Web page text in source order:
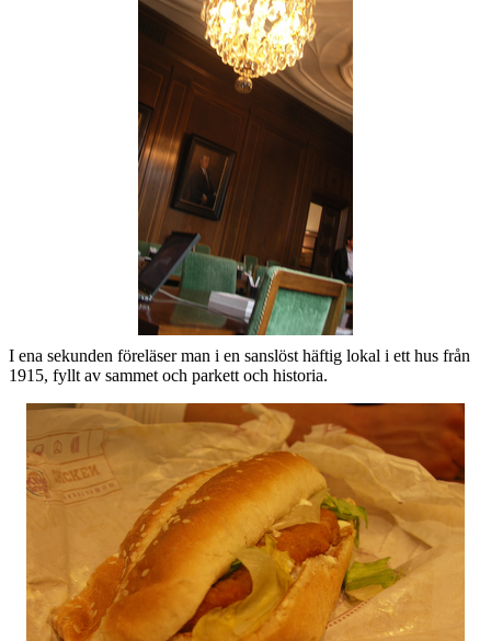
I ena sekunden föreläser man i en sanslöst häftig lokal i ett hus från
1915, fyllt av sammet och parkett och historia.